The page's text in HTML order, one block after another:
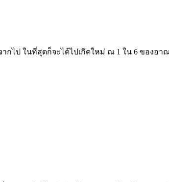
ในที่สุดก็จะได้ไปเกิดใหม่ ณ 1 ใน 6 ของอา